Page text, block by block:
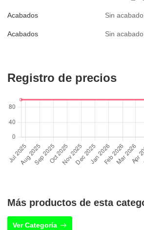
Acabados Sin acabado
Acabados Sin acabado
Registro de precios
Más productos de esta
Ver Categoría